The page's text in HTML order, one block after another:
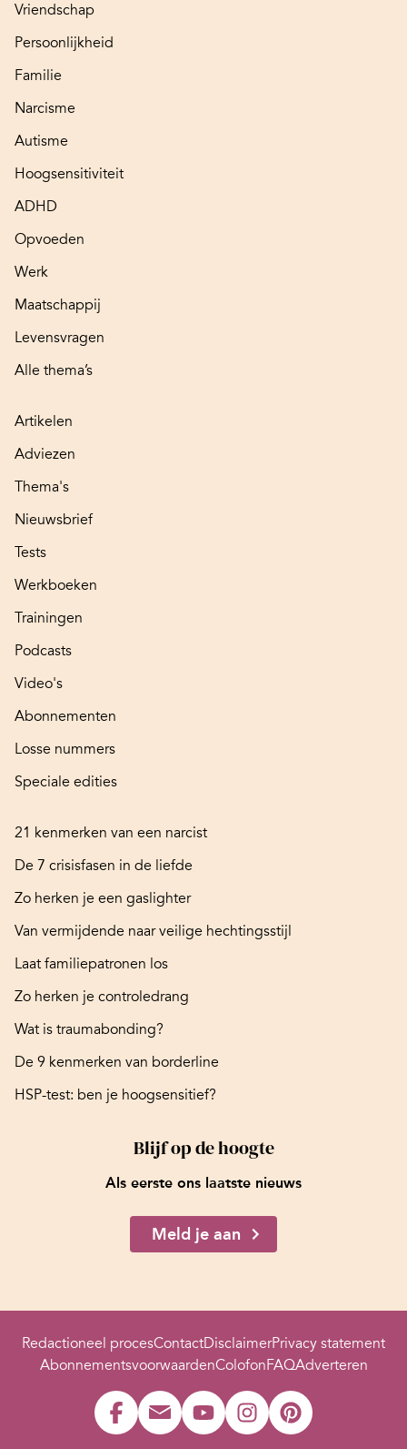
Vriendschap
Persoonlijkheid
Familie
Narcisme
Autisme
Hoogsensitiviteit
ADHD
Opvoeden
Werk
Maatschappij
Levensvragen
Alle thema’s
Artikelen
Adviezen
Thema's
Nieuwsbrief
Tests
Werkboeken
Trainingen
Podcasts
Video's
Abonnementen
Losse nummers
Speciale edities
21 kenmerken van een narcist
De 7 crisisfasen in de liefde
Zo herken je een gaslighter
Van vermijdende naar veilige hechtingsstijl
Laat familiepatronen los
Zo herken je controledrang
Wat is traumabonding?
De 9 kenmerken van borderline
HSP-test: ben je hoogsensitief?
Blijf op de hoogte
Als eerste ons laatste nieuws
Meld je aan
Redactioneel procesContactDisclaimerPrivacy statement
AbonnementsvoorwaardenColofonFAQAdverteren